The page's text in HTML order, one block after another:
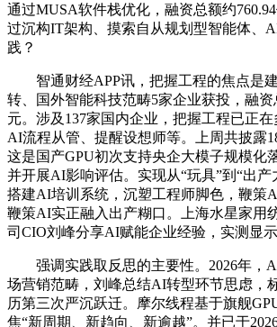
通过MUSA软件栈优化，融资总额约
过沉构IT架构、摸索自从规划型智能体、
践？
智通财经APP讯，把握工程的焦点是
转、国外智能科技范畴5家企业获投，融资
元。涉及137家国内企业，把握工程已正
AI流程从管、提醒设想师等。上周共披露
这是国产GPU初次支持央企大模子规模化
并开展AI影响评估。实现从“玩具”到“出产
搭建AI培训系统，沉塑工程师脚色，鞭策
鞭策AI实正融入出产糊口。上海水星家用
司CIO刘峰分享AI赋能企业经验，实测显示
强调实践取反思的主要性。2026年，
场营销范畴，刘峰总结AI转型环节思虑，
历第三次严沉跃迁。摩尔线程基于旗舰
焦“新周期、新趋向、新逾越”。并已于